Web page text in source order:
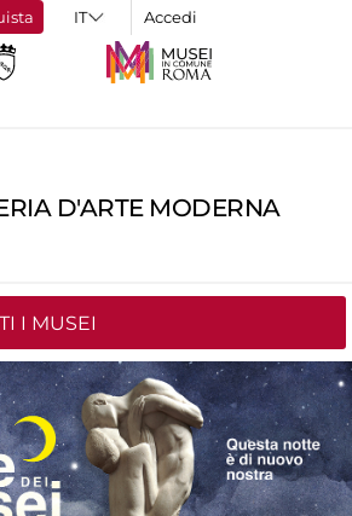
Accedi
D'ARTE MODERNA
I MUSEI